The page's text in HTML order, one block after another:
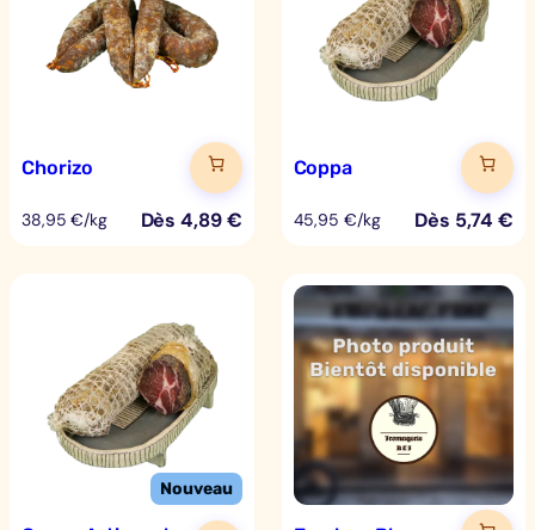
Chorizo
38,95 €/kg Dès4,89€
Coppa
45,95 €/kg Dès 5,74€